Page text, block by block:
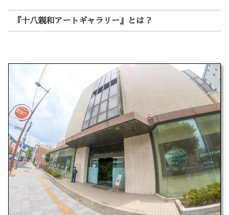
『十八親和アートギャラリー』とは？